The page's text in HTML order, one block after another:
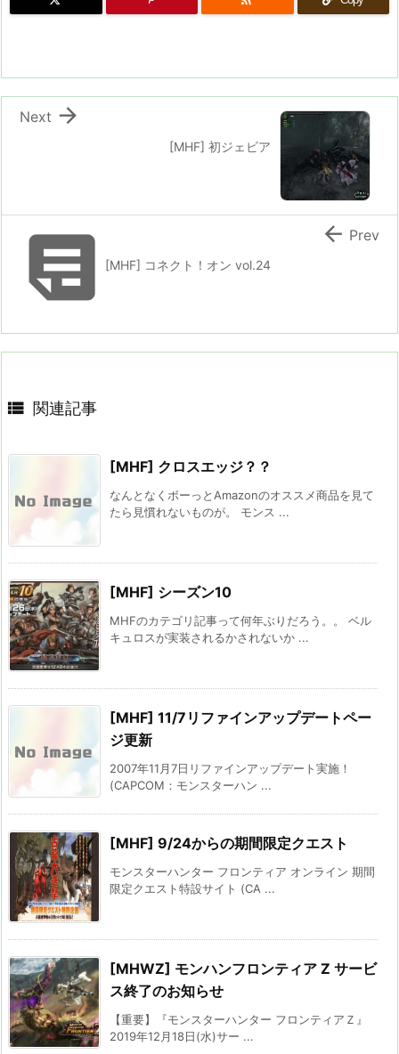
[MHF] 初ジェビア

Next
[MHF] コネクト！オン vol.24
 Prev
 関連記事
[MHF] クロスエッジ？？
なんとなくボーっとAmazonのオススメ商品を見て
たら見慣れないものが。 モンス ...
[MHF] シーズン10
MHFのカテゴリ記事って何年ぶりだろう。。 ベル
キュロスが実装されるかされないか ...
[MHF] 11/7リファインアップデートペー
ジ更新
2007年11月7日リファインアップデート実施！
(CAPCOM：モンスターハン ...
[MHF] 9/24からの期間限定クエスト
モンスターハンター フロンティア オンライン 期間
限定クエスト特設サイト (CA ...
[MHWZ] モンハンフロンティア Z サービ
ス終了のお知らせ
【重要】『モンスターハンター フロンティアＺ』
2019年12月18日(水)サー ...